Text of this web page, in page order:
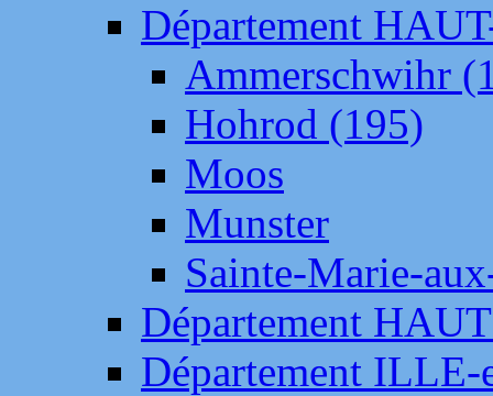
Département
Ammerschwihr
Hohrod (195)
Moos
Munster
Sainte-Marie-
Département
Département